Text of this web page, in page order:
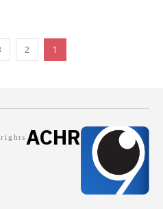
1
2
ACHR